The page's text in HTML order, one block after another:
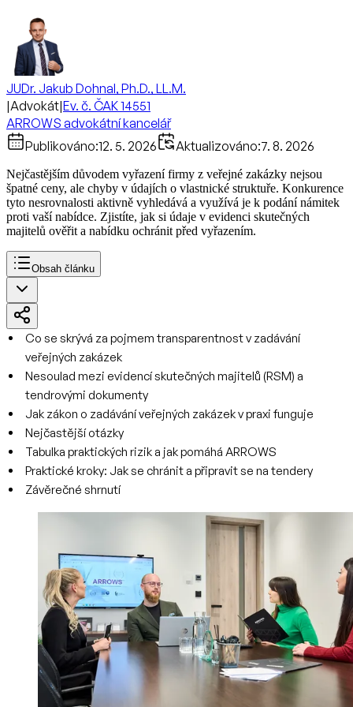
JUDr. Jakub Dohnal, Ph.D., LL.M.
|Advokát|Ev. č. ČAK 14551
ARROWS advokátní kancelář
Publikováno:12. 5. 2026 Aktualizováno:7. 8. 2026
Nejčastějším důvodem vyřazení firmy z veřejné zakázky nejsou
špatné ceny, ale chyby v údajích o vlastnické struktuře. Konkurence
tyto nesrovnalosti aktivně vyhledává a využívá je k podání námitek
proti vaší nabídce. Zjistíte, jak si údaje v evidenci skutečných
majitelů ověřit a nabídku ochránit před vyřazením.
Obsah článku
Co se skrývá za pojmem transparentnost v zadávání
veřejných zakázek
Nesoulad mezi evidencí skutečných majitelů (RSM) a
tendrovými dokumenty
Jak zákon o zadávání veřejných zakázek v praxi funguje
Nejčastější otázky
Tabulka praktických rizik a jak pomáhá ARROWS
Praktické kroky: Jak se chránit a připravit se na tendery
Závěrečné shrnutí